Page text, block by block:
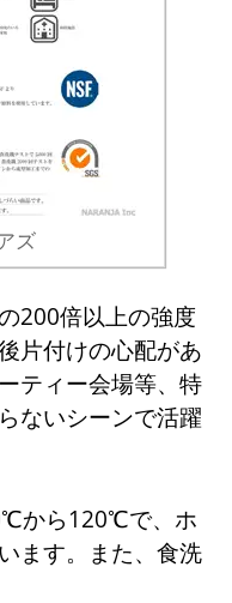
ズ
200倍以上の強度
片付けの心配があ
ティー会場等、特
ないシーンで活躍
から120℃で、ホ
ます。また、食洗